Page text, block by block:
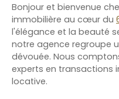
Bonjour et bienvenue
immobilière au cœur du
l'élégance et la beauté
notre agence regroupe
dévouée. Nous
experts en transactions
locative.